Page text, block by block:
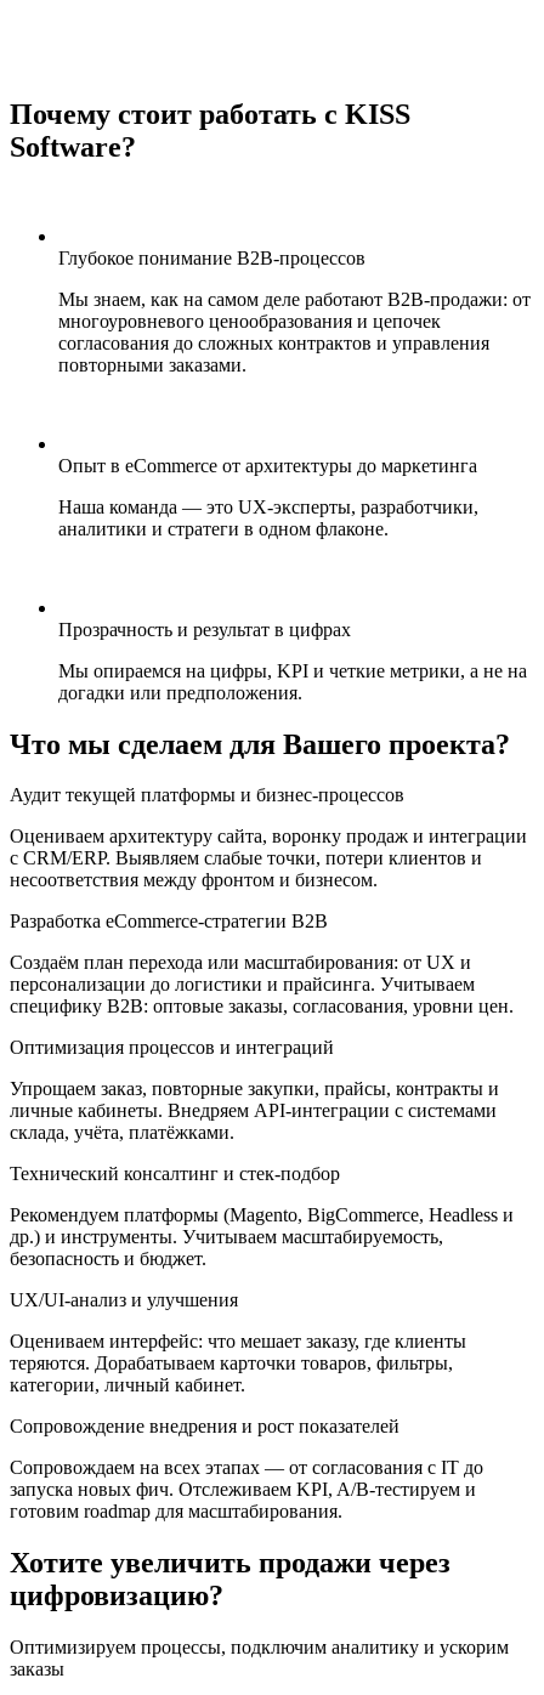
Почему стоит работать с KISS
Software?
Глубокое понимание B2B-процессов
Мы знаем, как на самом деле работают B2B-продажи: от
многоуровневого ценообразования и цепочек
согласования до сложных контрактов и управления
повторными заказами.
Опыт в eCommerce от архитектуры до маркетинга
Наша команда — это UX-эксперты, разработчики,
аналитики и стратеги в одном флаконе.
Прозрачность и результат в цифрах
Мы опираемся на цифры, KPI и четкие метрики, а не на
догадки или предположения.
Что мы сделаем для Вашего проекта?
Аудит текущей платформы и бизнес-процессов
Оцениваем архитектуру сайта, воронку продаж и интеграции
с CRM/ERP. Выявляем слабые точки, потери клиентов и
несоответствия между фронтом и бизнесом.
Разработка eCommerce-стратегии B2B
Создаём план перехода или масштабирования: от UX и
персонализации до логистики и прайсинга. Учитываем
специфику B2B: оптовые заказы, согласования, уровни цен.
Оптимизация процессов и интеграций
Упрощаем заказ, повторные закупки, прайсы, контракты и
личные кабинеты. Внедряем API-интеграции с системами
склада, учёта, платёжками.
Технический консалтинг и стек-подбор
Рекомендуем платформы (Magento, BigCommerce, Headless и
др.) и инструменты. Учитываем масштабируемость,
безопасность и бюджет.
UX/UI-анализ и улучшения
Оцениваем интерфейс: что мешает заказу, где клиенты
теряются. Дорабатываем карточки товаров, фильтры,
категории, личный кабинет.
Сопровождение внедрения и рост показателей
Сопровождаем на всех этапах — от согласования с IT до
запуска новых фич. Отслеживаем KPI, A/B-тестируем и
готовим roadmap для масштабирования.
Хотите увеличить продажи через
цифровизацию?
Оптимизируем процессы, подключим аналитику и ускорим
заказы